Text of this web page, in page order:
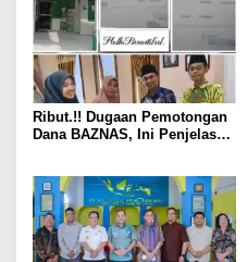
Ribut.!! Dugaan Pemotongan
Dana BAZNAS, Ini Penjelasan